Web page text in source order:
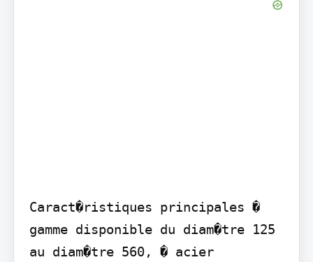
Caract�ristiques principales �
gamme disponible du diam�tre 125
au diam�tre 560, � acier